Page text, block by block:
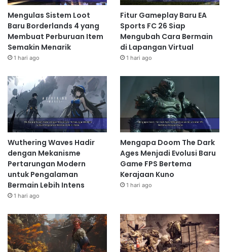
Mengulas Sistem Loot
Baru Borderlands 4 yang
Membuat Perburuan Item
Semakin Menarik
1 hari ago
Fitur Gameplay Baru EA
Sports FC 26 Siap
Mengubah Cara Bermain
di Lapangan Virtual
1 hari ago
Wuthering Waves Hadir
dengan Mekanisme
Pertarungan Modern
untuk Pengalaman
Bermain Lebih Intens
1 hari ago
Mengapa Doom The Dark
Ages Menjadi Evolusi Baru
Game FPS Bertema
Kerajaan Kuno
1 hari ago